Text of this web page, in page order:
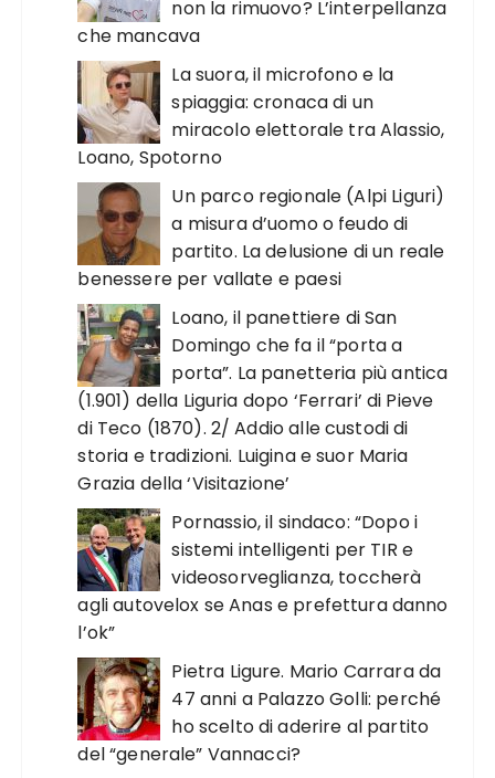
non la rimuovo? L’interpellanza
che mancava
La suora, il microfono e la
spiaggia: cronaca di un
miracolo elettorale tra Alassio,
Loano, Spotorno
Un parco regionale (Alpi Liguri)
a misura d’uomo o feudo di
partito. La delusione di un reale
benessere per vallate e paesi
Loano, il panettiere di San
Domingo che fa il “porta a
porta”. La panetteria più antica
(1.901) della Liguria dopo ‘Ferrari’ di Pieve
di Teco (1870). 2/ Addio alle custodi di
storia e tradizioni. Luigina e suor Maria
Grazia della ‘Visitazione’
Pornassio, il sindaco: “Dopo i
sistemi intelligenti per TIR e
videosorveglianza, toccherà
agli autovelox se Anas e prefettura danno
l’ok”
Pietra Ligure. Mario Carrara da
47 anni a Palazzo Golli: perché
ho scelto di aderire al partito
del “generale” Vannacci?